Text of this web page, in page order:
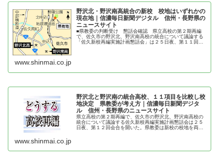
野沢北・野沢南高統合の新校 校地はいずれかの
現在地｜信濃毎日新聞デジタル 信州・長野県の
ニュースサイト
■県教委の判断受け 懇話会確認 県立高校の第２期再編
で、佐久市の野沢北、野沢南高校の統合について議論する
「佐久新校再編実施計画懇話会」は２５日夜、第１１回会
www.shinmai.co.jp
野沢北と野沢南の統合高校、１１項目を比較し校
地決定 県教委が考え方｜信濃毎日新聞デジタ
ル 信州・長野県のニュースサイト
県立高校の第２期再編で、佐久市の野沢北、野沢南高校の
統合について議論する佐久新校再編実施計画懇話会は２５
日夜、第１２回会合を開いた。県教委は新校の校地を両校
www.shinmai.co.jp